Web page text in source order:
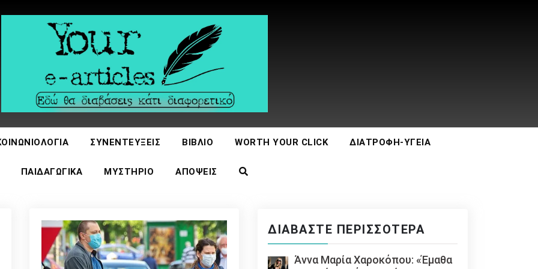
ΣΥΝΕΝΤΕΎΞΕΙΣ ΒΙΒΛΊΟ WORTH YOUR CLICK ΔΙΑΤΡΟΦΉ-ΥΓΕΊΑ
ΠΑΙΔΑΓΩΓΙΚΆ ΜΥΣΤΉΡΙΟ ΑΠΌΨΕΙΣ
ΔΙΑΒΆΣΤΕ ΠΕΡΙΣΣΌΤΕΡΑ
Άννα Μαρία Χαροκόπου: «Έμαθα